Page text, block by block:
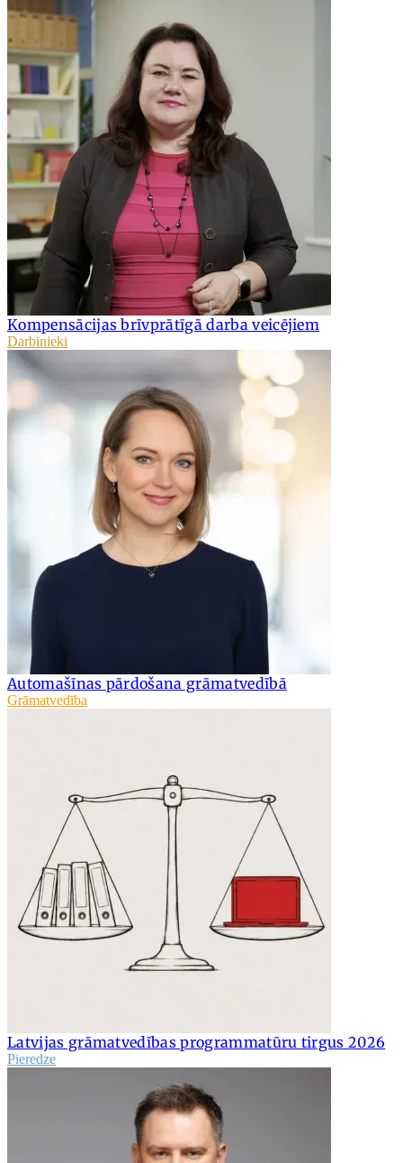
Kompensācijas brīvprātīgā darba veicējiem
Darbinieki
Automašīnas pārdošana grāmatvedībā
Grāmatvedība
Latvijas grāmatvedības programmatūru tirgus 2026
Pieredze